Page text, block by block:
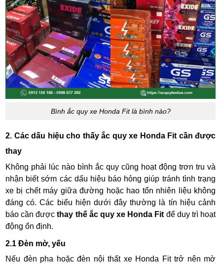
Bình ắc quy xe Honda Fit là bình nào?
2. Các dấu hiệu cho thấy ắc quy xe Honda Fit cần được
thay
Không phải lúc nào bình ắc quy cũng hoạt động trơn tru và
nhận biết sớm các dấu hiệu báo hỏng giúp tránh tình trạng
xe bị chết máy giữa đường hoặc hao tổn nhiên liệu không
đáng có. Các biểu hiện dưới đây thường là tín hiệu cảnh
báo cần đượcthay thế ắc quy xe Honda Fit để duy trì hoạt
động ổn định.
2.1 Đèn mờ, yếu
Nếu đèn pha hoặc đèn nội thất xe Honda Fit trở nên mờ